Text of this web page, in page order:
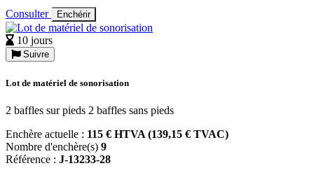
Consulter Enchérir
10 jours
Suivre
Lot de matériel de sonorisation
2 baffles sur pieds 2 baffles sans pieds
Enchère actuelle : 115 € HTVA (139,15 € TVAC)
Nombre d'enchère(s) 9
Référence : J-13233-28